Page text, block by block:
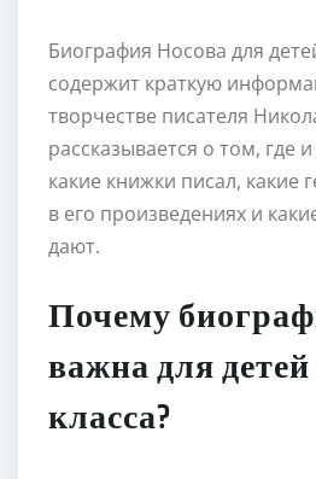
Биография Носова для
содержит краткую
творчестве писателя
рассказывается о том, где
какие книжки писал, какие
в его произведениях и
дают.
Почему
важна для
класса?